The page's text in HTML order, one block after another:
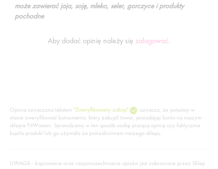
może zawierać jaja, soję, mleko, seler, gorczyce i produkty
pochodne
Aby dodać opinię należy się zalogować.
Opinia oznaczona tekstem "Zweryfikowany zakup"
oznacza, że jesteśmy w
stanie zweryfikować konsumenta, który zakupił towar, posiadając konto na naszym
sklepie FitWomen. Sprawdzamy w ten sposób osobę piszącą opinię czy faktycznie
kupiła produkt lub go używała za pośrednictwem naszego sklepu.
UWAGA - kopiowanie oraz rozpowszechnianie opisów jest zabronione przez Sklep